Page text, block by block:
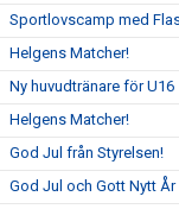
Sportlovscamp med
Helgens Matcher!
Ny huvudtränare för U16
Helgens Matcher!
God Jul från Styrelsen!
God Jul och Gott Nytt